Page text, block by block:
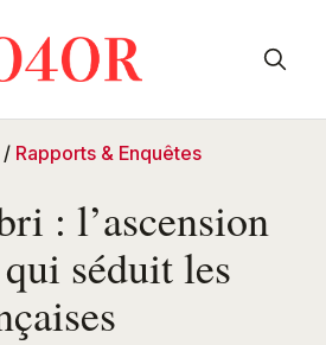
/ Rapports & Enquêtes
: l’ascension
séduit les